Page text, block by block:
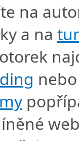
na
a na